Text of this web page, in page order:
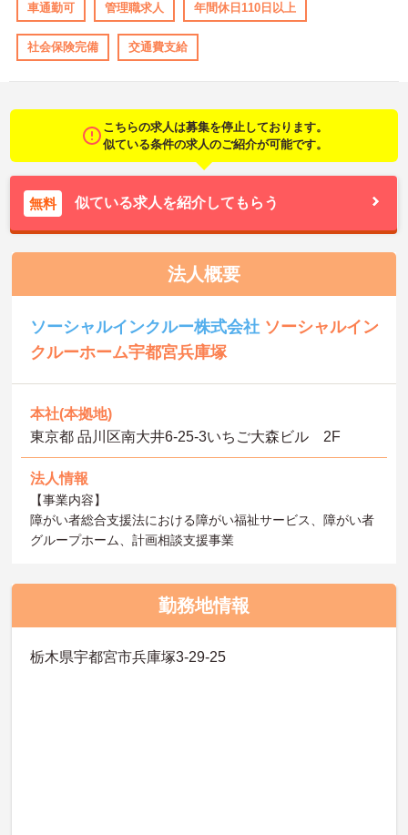
車通勤可 管理職求人 年間休日110日以上
社会保険完備 交通費支給
こちらの求人は募集を停止しております。
似ている条件の求人のご紹介が可能です。
無料 似ている求人を紹介してもらう
法人概要
ソーシャルインクルー株式会社 ソーシャルイン
クルーホーム宇都宮兵庫塚
本社(本拠地)
東京都 品川区南大井6-25-3いちご大森ビル 2F
法人情報
【事業内容】
障がい者総合支援法における障がい福祉サービス、障がい者
グループホーム、計画相談支援事業
勤務地情報
栃木県宇都宮市兵庫塚3-29-25